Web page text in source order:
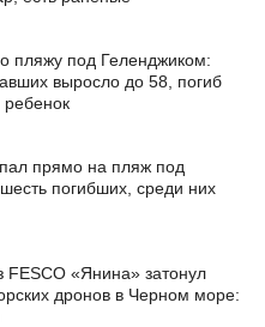
пляжу под Геленджиком:
выросло до 58, погиб
ребенок
прямо на пляж под
погибших, среди них
FESCO «Янина» затонул
дронов в Черном море: